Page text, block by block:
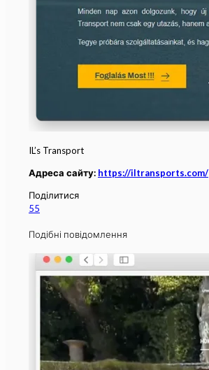
IL’s Transport
Адреса сайту: https://iltransports.com/
Поділитися
55
Подібні повідомлення